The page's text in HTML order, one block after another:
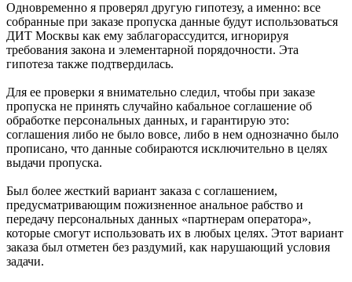
Одновременно я проверял другую гипотезу, а именно: все
собранные при заказе пропуска данные будут использоваться
ДИТ Москвы как ему заблагорассудится, игнорируя
требования закона и элементарной порядочности. Эта
гипотеза также подтвердилась.
Для ее проверки я внимательно следил, чтобы при заказе
пропуска не принять случайно кабальное соглашение об
обработке персональных данных, и гарантирую это:
соглашения либо не было вовсе, либо в нем однозначно было
прописано, что данные собираются исключительно в целях
выдачи пропуска.
Был более жесткий вариант заказа с соглашением,
предусматривающим пожизненное анальное рабство и
передачу персональных данных «партнерам оператора»,
которые смогут использовать их в любых целях. Этот вариант
заказа был отметен без раздумий, как нарушающий условия
задачи.